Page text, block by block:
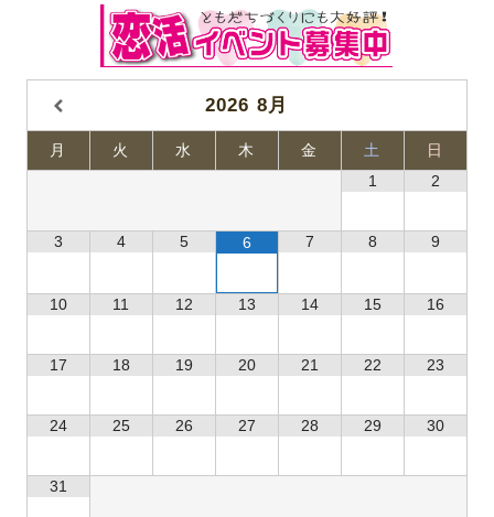
2026 8月
月 火 水 木 金 土
日
1
2
3 4 5 6 7 8 9
10 11 12 13 14 15 16
17 18 19 20 21 22 23
24 25 26 27 28 29 30
31